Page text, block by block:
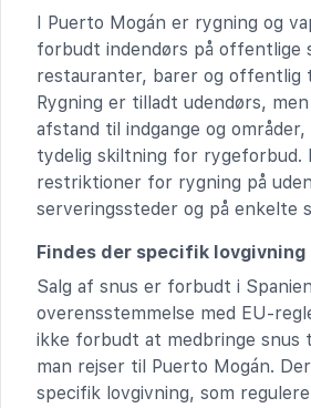
I Puerto Mogán er rygning og
forbudt indendørs på offentlige
restauranter, barer og offentlig
Rygning er tilladt udendørs,
afstand til indgange og
tydelig skiltning for rygeforbud.
restriktioner for rygning på
serveringssteder og på enkelte
Findes der specifik lovgivning
Salg af snus er forbudt i
overensstemmelse med EU-
ikke forbudt at medbringe snus
man rejser til Puerto Mogán.
specifik lovgivning, som